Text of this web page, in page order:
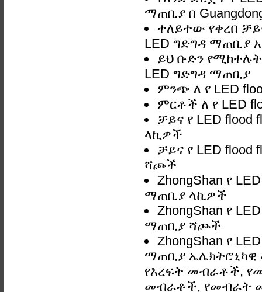
ማጠቢያ በ
ተለይተው የቀረበ
LED ግድግዳ ማጠቢያ
ይህ ቡድን
LED ግድግዳ ማጠቢያ
ምንጭ ለ የ LED
ምርቶች ለ የ LED
ቻይና የ LED
ላኪዎች
ቻይና የ LED
ሻጮች
ZhongShan የ
ማጠቢያ ላኪዎች
ZhongShan የ
ማጠቢያ ሻጮች
ZhongShan የ
ማጠቢያ ኤሌክትሮኒካዊ
የእረፍት መብራቶች,
መብራቶች, የመብራት